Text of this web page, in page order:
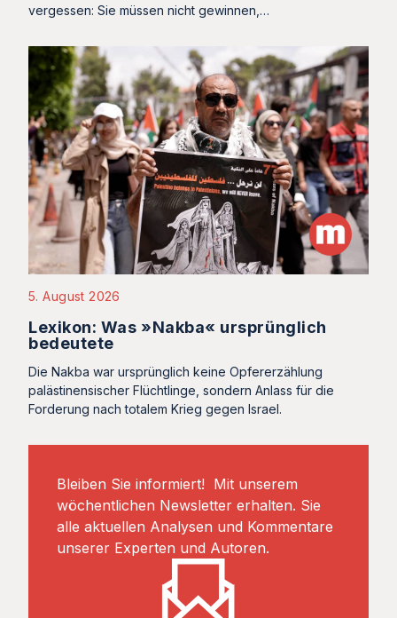
vergessen: Sie müssen nicht gewinnen,…
5. August 2026
Lexikon: Was »Nakba« ursprünglich
bedeutete
Die Nakba war ursprünglich keine Opfererzählung
palästinensischer Flüchtlinge, sondern Anlass für die
Forderung nach totalem Krieg gegen Israel.
Bleiben Sie informiert! Mit unserem
wöchentlichen Newsletter erhalten. Sie
alle aktuellen Analysen und Kommentare
unserer Experten und Autoren.